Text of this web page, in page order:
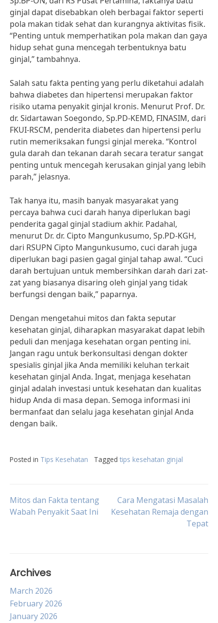
ginjal dapat disebabkan oleh berbagai faktor seperti
pola makan tidak sehat dan kurangnya aktivitas fisik.
“Penting untuk memperhatikan pola makan dan gaya
hidup sehat guna mencegah terbentuknya batu
ginjal,” tambahnya.
Salah satu fakta penting yang perlu diketahui adalah
bahwa diabetes dan hipertensi merupakan faktor
risiko utama penyakit ginjal kronis. Menurut Prof. Dr.
dr. Sidartawan Soegondo, Sp.PD-KEMD, FINASIM, dari
FKUI-RSCM, penderita diabetes dan hipertensi perlu
rutin memeriksakan fungsi ginjal mereka. “Kontrol
gula darah dan tekanan darah secara teratur sangat
penting untuk mencegah kerusakan ginjal yang lebih
parah,” jelasnya.
Tak hanya itu, masih banyak masyarakat yang
percaya bahwa cuci darah hanya diperlukan bagi
penderita gagal ginjal stadium akhir. Padahal,
menurut Dr. dr. Cipto Mangunkusumo, Sp.PD-KGH,
dari RSUPN Cipto Mangunkusumo, cuci darah juga
diperlukan bagi pasien gagal ginjal tahap awal. “Cuci
darah bertujuan untuk membersihkan darah dari zat-
zat yang biasanya disaring oleh ginjal yang tidak
berfungsi dengan baik,” paparnya.
Dengan mengetahui mitos dan fakta seputar
kesehatan ginjal, diharapkan masyarakat dapat lebih
peduli dan menjaga kesehatan organ penting ini.
Jangan ragu untuk berkonsultasi dengan dokter
spesialis ginjal jika Anda memiliki keluhan terkait
kesehatan ginjal Anda. Ingat, menjaga kesehatan
ginjal adalah investasi untuk kesehatan dan kualitas
hidup Anda di masa depan. Semoga informasi ini
bermanfaat dan selalu jaga kesehatan ginjal Anda
dengan baik.
Posted in Tips Kesehatan Tagged tips kesehatan ginjal
Post
Mitos dan Fakta tentang
Wabah Penyakit Saat Ini
Cara Mengatasi Masalah
Kesehatan Remaja dengan
Tepat
Archives
March 2026
February 2026
January 2026